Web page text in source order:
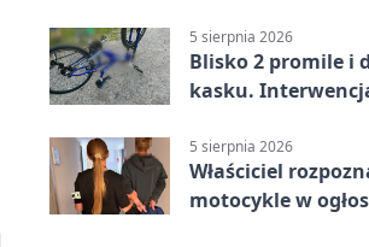
5 sierpnia 2026
Blisko 2 promile i
kasku.
5 sierpnia 2026
Właściciel
motocykle w